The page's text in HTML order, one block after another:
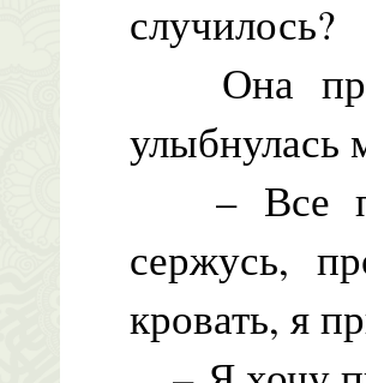
случилось?
Она
улыбнулась
– Все
сержусь,
кровать, я